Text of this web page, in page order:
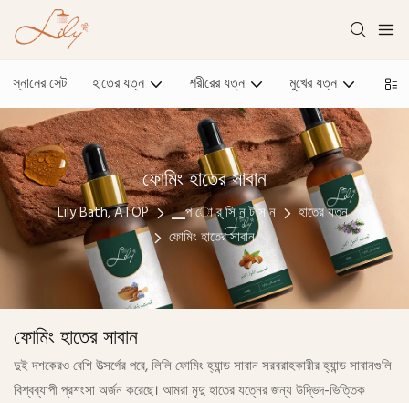
স্নানের সেট হাতের যত্ন শরীরের যত্ন মুখের যত্ন
ফোমিং হাতের সাবান
Lily Bath, ATOP ▁প ো র্ সি ন ট স ন
হাতের যত্ন
ফোমিং হাতের সাবান
ফোমিং হাতের সাবান
দুই দশকেরও বেশি উত্সর্গের পরে, লিলি ফোমিং হ্যান্ড সাবান সরবরাহকারীর হ্যান্ড সাবানগুলি
বিশ্বব্যাপী প্রশংসা অর্জন করেছে। আমরা মৃদু হাতের যত্নের জন্য উদ্ভিদ-ভিত্তিক